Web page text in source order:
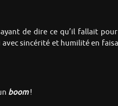
de dire ce qu’il fallait
sincérité et humilité en
boom !